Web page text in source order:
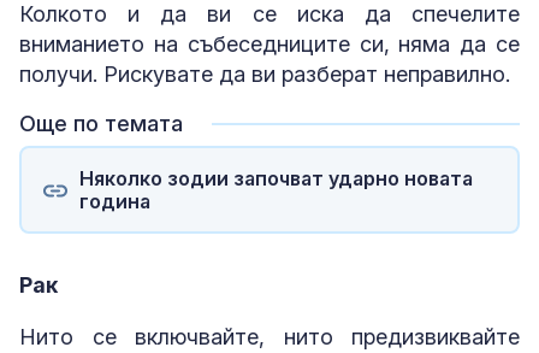
Колкото и да ви се иска да спечелите
вниманието на събеседниците си, няма да се
получи. Рискувате да ви разберат неправилно.
Още по темата
Няколко зодии започват ударно новата
година
Рак
Нито се включвайте, нито предизвиквайте